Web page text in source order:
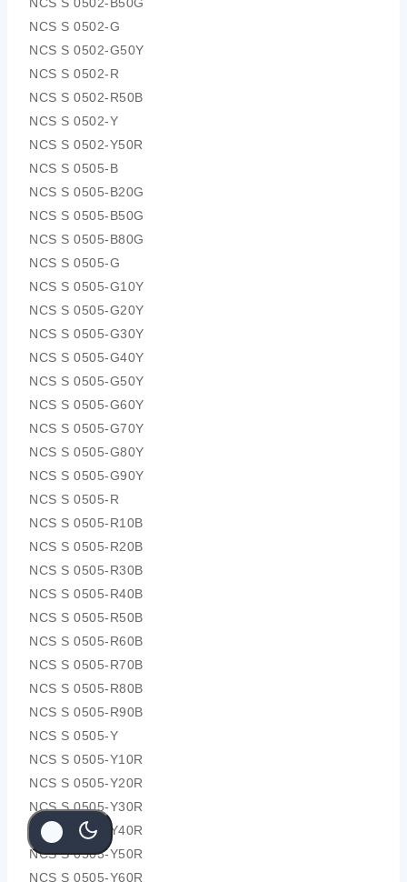
NCS S 0502-G
NCS S 0502-G50Y
NCS S 0502-R
NCS S 0502-R50B
NCS S 0502-Y
NCS S 0502-Y50R
NCS S 0505-B
NCS S 0505-B20G
NCS S 0505-B50G
NCS S 0505-B80G
NCS S 0505-G
NCS S 0505-G10Y
NCS S 0505-G20Y
NCS S 0505-G30Y
NCS S 0505-G40Y
NCS S 0505-G50Y
NCS S 0505-G60Y
NCS S 0505-G70Y
NCS S 0505-G80Y
NCS S 0505-G90Y
NCS S 0505-R
NCS S 0505-R10B
NCS S 0505-R20B
NCS S 0505-R30B
NCS S 0505-R40B
NCS S 0505-R50B
NCS S 0505-R60B
NCS S 0505-R70B
NCS S 0505-R80B
NCS S 0505-R90B
NCS S 0505-Y
NCS S 0505-Y10R
NCS S 0505-Y20R
NCS S 0505-Y30R
NCS S 0505-Y40R
NCS S 0505-Y50R
NCS S 0505-Y60R